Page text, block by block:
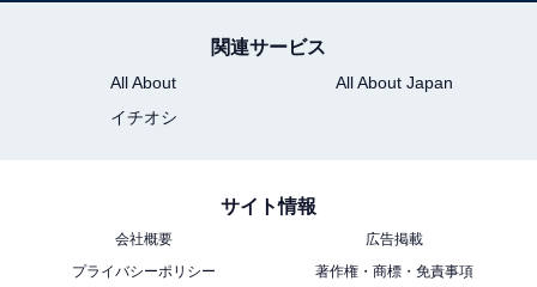
関連サービス
All About
All About Japan
イチオシ
サイト情報
会社概要
広告掲載
プライバシーポリシー
著作権・商標・免責事項